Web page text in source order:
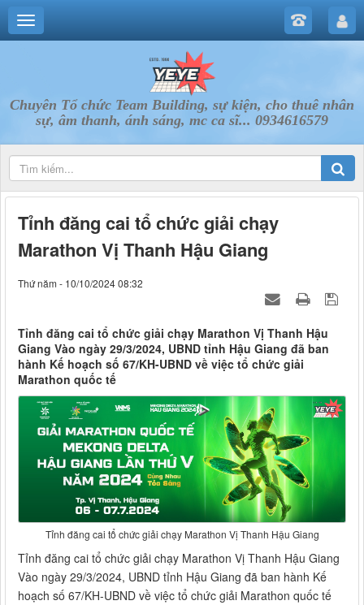
Chuyên Tổ chức Team Building, sự kiện, cho thuê nhân
sự, âm thanh, ánh sáng, mc ca sĩ... 0934616579
Tỉnh đăng cai tổ chức giải chạy
Marathon Vị Thanh Hậu Giang
Thứ năm - 10/10/2024 08:32
Tỉnh đăng cai tổ chức giải chạy Marathon Vị Thanh Hậu
Giang Vào ngày 29/3/2024, UBND tỉnh Hậu Giang đã ban
hành Kế hoạch số 67/KH-UBND về việc tổ chức giải
Marathon quốc tế
Tỉnh đăng cai tổ chức giải chạy Marathon Vị Thanh Hậu Giang
Tỉnh đăng cai tổ chức giải chạy Marathon Vị Thanh Hậu Giang
Vào ngày 29/3/2024, UBND tỉnh Hậu Giang đã ban hành Kế
hoạch số 67/KH-UBND về việc tổ chức giải Marathon quốc tế